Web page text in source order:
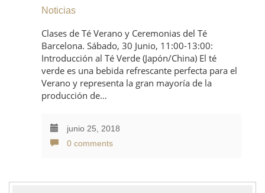
Noticias
Clases de Té Verano y Ceremonias del Té
Barcelona. Sábado, 30 Junio, 11:00-13:00:
Introducción al Té Verde (Japón/China) El té
verde es una bebida refrescante perfecta para el
Verano y representa la gran mayoría de la
producción de…
junio 25, 2018
0 comments